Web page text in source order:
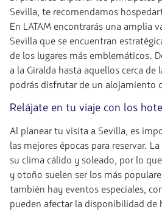
Sevilla, te recomendamos
En LATAM encontrarás una amplia
Sevilla que se encuentran
de los lugares más emblemáticos.
a la Giralda hasta aquellos cerca de
podrás disfrutar de un alojamiento
Relájate en tu viaje con los
Al planear tu visita a Sevilla, es
las mejores épocas para reservar.
su clima cálido y soleado, por lo
y otoño suelen ser los más
también hay eventos especiales,
pueden afectar la disponibilidad de